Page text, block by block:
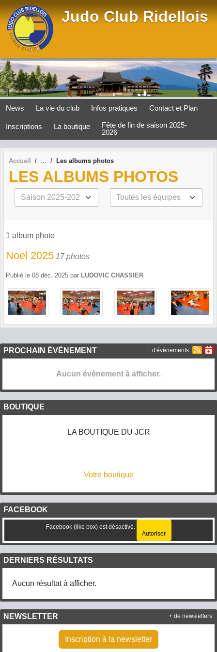
Judo Club Ridellois
News La vie du club Infos pratiques Contact et Plan
Inscriptions La boutique
Fête de fin de saison 2025-
2026
Accueil Les albums photos
LES ALBUMS PHOTOS
1 album photo
Noel 2025 17 photos
Publié le 08 déc. 2025 par LUDOVIC CHASSIER
PROCHAIN ÉVÈNEMENT
Aucun évènement à afficher.
+ d'évènements
BOUTIQUE
LA BOUTIQUE DU JCR
Votre boutique
FACEBOOK
Facebook (like box) est désactivé.
Autoriser
DERNIERS RÉSULTATS
Aucun résultat à afficher.
NEWSLETTER
Inscription à la newsletter
+ de newsletters
Panneau de gestion des cookies